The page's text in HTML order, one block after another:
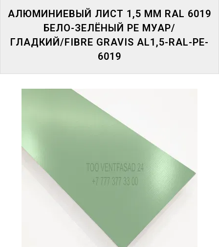
АЛЮМИНИЕВЫЙ ЛИСТ 1,5 ММ RAL 6019
БЕЛО-ЗЕЛЁНЫЙ PE МУАР/
ГЛАДКИЙ/FIBRE GRAVIS AL1,5-RAL-PE-
6019